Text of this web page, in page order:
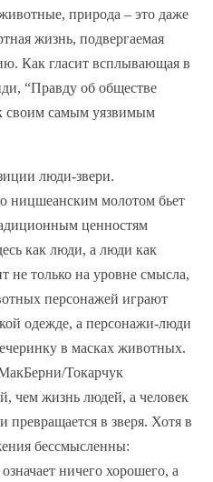
природа – это даже
жизнь, подвергаемая
Как гласит всплывающая в
“Правду об обществе
своим самым уязвимым
люди-звери.
ницшеанским молотом бьет
ценностям
как люди, а люди как
не только на уровне смысла,
персонажей играют
одежде, а персонажи-люди
в масках животных.
Токарчук
чем жизнь людей, а человек
превращается в зверя. Хотя в
бессмысленны:
ничего хорошего, а